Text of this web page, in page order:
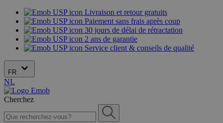
Livraison et retour gratuits
Paiement sans frais après coup
30 jours de délai de rétractation
2 ans de garantie
Service client & conseils de qualité
FR
NL
Cherchez